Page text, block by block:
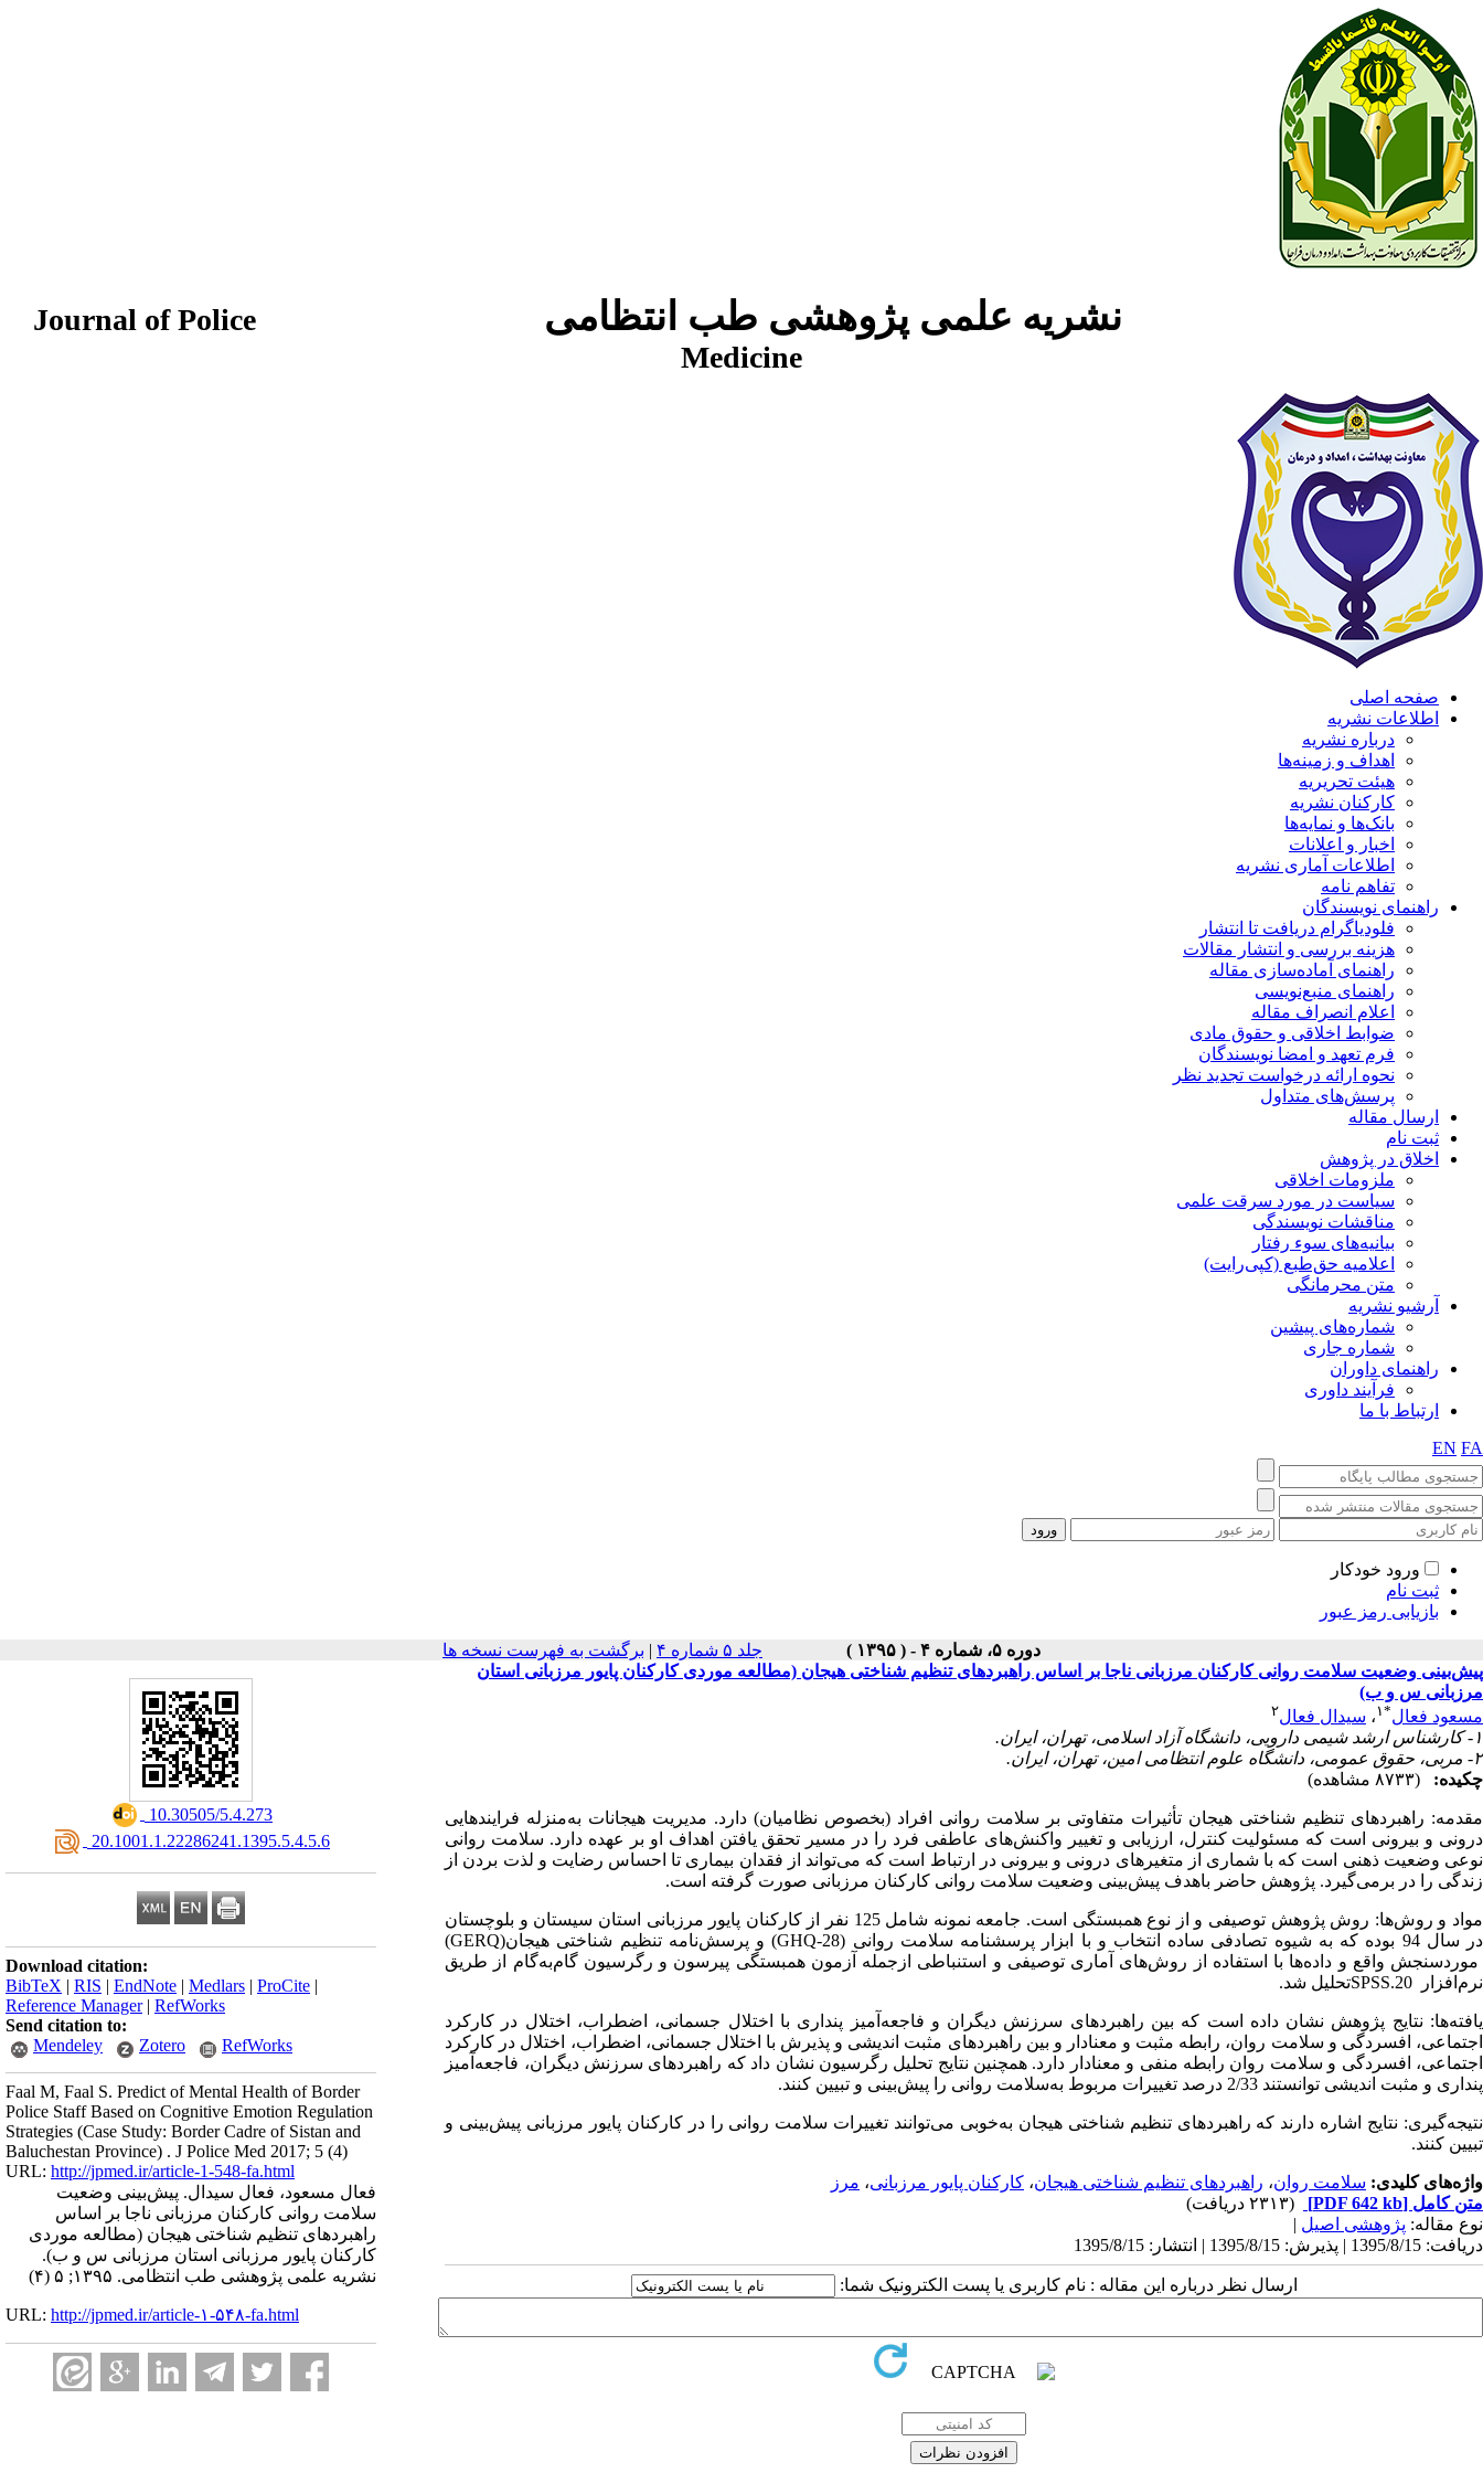
نشریه علمی پژوهشی طب انتظامی
Journal of Police
Medicine
صفحه اصلی
اطلاعات نشریه
درباره نشریه
اهداف و زمینه‌ها
هیئت تحریریه
کارکنان نشریه
بانک‌ها و نمایه‌ها
اخبار و اعلانات
اطلاعات آماری نشریه
تفاهم نامه
راهنمای نویسندگان
فلودیاگرام دریافت تا انتشار
هزینه بررسی و انتشار مقالات
راهنمای آماده‌سازی مقاله
راهنمای منبع‌نویسی
اعلام انصراف مقاله
ضوابط اخلاقی و حقوق مادی
فرم تعهد و امضا نویسندگان
نحوه ارائه درخواست تجدید نظر
پرسش‌های متداول
ارسال مقاله
ثبت نام
اخلاق در پژوهش
ملزومات اخلاقی
سیاست در مورد سرقت علمی
مناقشات نویسندگی
بیانیه‌های سوء رفتار
اعلامیه حق‌طبع (کپی‌رایت)
متن محرمانگی
آرشیو نشریه
شماره‌های پیشین
شماره جاری
راهنمای داوران
فرآیند داوری
ارتباط با ما
EN FA
ورود خودکار
ثبت نام
بازیابی رمز عبور
دوره ۵، شماره ۴ - ( ۱۳۹۵ ) جلد ۵ شماره ۴ | برگشت به فهرست نسخه ها
‎ 10.30505/5.4.273
‎ 20.1001.1.22286241.1395.5.4.5.6
Download citation:
BibTeX | RIS | EndNote | Medlars | ProCite |
Reference Manager| RefWorks
Send citation to:
Mendeley
Zotero RefWorks
Faal M, Faal S. Predict of Mental Health of Border
Police Staff Based on Cognitive Emotion Regulation
Strategies (Case Study: Border Cadre of Sistan and
Baluchestan Province) . J Police Med 2017; 5 (4)
URL: http://jpmed.ir/article-1-548-fa.html
فعال مسعود، فعال سیدال. پیش‌بینی وضعیت
سلامت روانی کارکنان مرزبانی ناجا بر اساس
راهبردهای تنظیم شناختی هیجان (مطالعه موردی
کارکنان پایور مرزبانی استان مرزبانی س و ب).
نشریه علمی پژوهشی طب انتظامی. ۱۳۹۵; ۵ (۴)
URL: http://jpmed.ir/article-۱-۵۴۸-fa.html
پیش‌بینی وضعیت سلامت روانی کارکنان مرزبانی ناجا بر اساس راهبردهای تنظیم شناختی هیجان (مطالعه موردی کارکنان پایور مرزبانی استان
مرزبانی س و ب)
مسعود فعال*۱ ، سیدال فعال۲
۱- کارشناس ارشد شیمی دارویی، دانشگاه آزاد اسلامی، تهران، ایران.
۲- مربی، حقوق عمومی، دانشگاه علوم انتظامی امین، تهران، ایران.
چکیده:
(۸۷۳۳ مشاهده)
مقدمه: راهبردهای تنظیم شناختی هیجان تأثیرات متفاوتی بر سلامت روانی افراد (بخصوص نظامیان) دارد. مدیریت هیجانات به‌منزله فرایندهایی
درونی و بیرونی است که مسئولیت کنترل، ارزیابی و تغییر واکنش‌های عاطفی فرد را در مسیر تحقق یافتن اهداف او بر عهده دارد. سلامت روانی
نوعی وضعیت ذهنی است که با شماری از متغیرهای درونی و بیرونی در ارتباط است که می‌تواند از فقدان بیماری تا احساس رضایت و لذت بردن از
زندگی را در برمی‌گیرد. پژوهش حاضر باهدف پیش‌بینی وضعیت سلامت روانی کارکنان مرزبانی صورت گرفته است.
مواد و روش‌ها: روش پژوهش توصیفی و از نوع همبستگی است. جامعه نمونه شامل 125 نفر از کارکنان پایور مرزبانی استان سیستان و بلوچستان
در سال 94 بوده که به شیوه تصادفی ساده انتخاب و با ابزار پرسشنامه سلامت روانی
(GHQ-28)و پرسش‌نامه تنظیم شناختی هیجان(GERQ)
موردسنجش واقع و داده‌ها با استفاده از روش‌های آماری توصیفی و استنباطی ازجمله آزمون همبستگی پیرسون و رگرسیون گام‌به‌گام از طریق
نرم‌افزار
SPSS.20تحلیل شد.
یافته‌ها: نتایج پژوهش نشان داده است که بین راهبردهای سرزنش دیگران و فاجعه‌آمیز پنداری با اختلال جسمانی، اضطراب، اختلال در کارکرد
اجتماعی، افسردگی و سلامت روان، رابطه مثبت و معنادار و بین راهبردهای مثبت اندیشی و پذیرش با اختلال جسمانی، اضطراب، اختلال در کارکرد
اجتماعی، افسردگی و سلامت روان رابطه منفی و معنادار دارد. همچنین نتایج تحلیل رگرسیون نشان داد که راهبردهای سرزنش دیگران، فاجعه‌آمیز
پنداری و مثبت اندیشی توانستند 2/33 درصد تغییرات مربوط به‌سلامت روانی را پیش‌بینی و تبیین کنند.
نتیجه‌گیری: نتایج اشاره دارند که راهبردهای تنظیم شناختی هیجان به‌خوبی می‌توانند تغییرات سلامت روانی را در کارکنان پایور مرزبانی پیش‌بینی و
تبیین کنند.
واژه‌های کلیدی: سلامت روان، راهبردهای تنظیم شناختی هیجان، کارکنان پایور مرزبانی، مرز
متن کامل [PDF 642 kb]
(۲۳۱۳ دریافت)
نوع مقاله: پژوهشی اصيل |
دریافت: 1395/8/15 | پذیرش: 1395/8/15 | انتشار: 1395/8/15
ارسال نظر درباره این مقاله : نام کاربری یا پست الکترونیک شما: